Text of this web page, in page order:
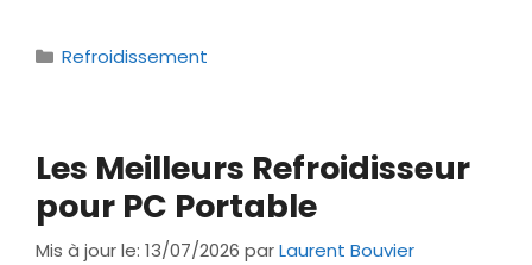
Catégories
Refroidissement
Les Meilleurs Refroidisseur
pour PC Portable
Mis à jour le: 13/07/2026 parLaurent Bouvier